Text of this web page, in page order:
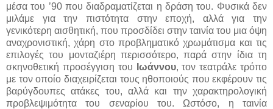
μέσα του ’90 που διαδραματίζεται η δράση του. Φυσικά δεν
μιλάμε για την πιστότητα στην εποχή, αλλά για την
γενικότερη αισθητική, που προσδίδει στην ταινία του μια όψη
αναχρονιστική, χάρη στο προβληματικό χρωμάτισμα και τις
επιλογές του μονταζιέρη περισσότερο, παρά στην ίδια τη
σκηνοθετική προσέγγιση του
Ιωάννου, τον τεατράλε τρόπο
με τον οποίο διαχειρίζεται τους ηθοποιούς που εκφέρουν τις
βαρύγδουπες ατάκες του, αλλά και την χαρακτηρολογική
προβλεψιμότητα του σεναρίου του. Ωστόσο, η ταινία